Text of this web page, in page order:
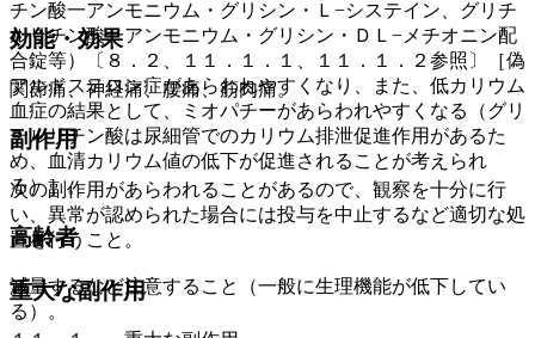
チン酸一アンモニウム・グリシン・Ｌ−システイン、グリチ
ルリチン酸一アンモニウム・グリシン・ＤＬ−メチオニン配
合錠等）〔８．２、１１．１．１、１１．１．２参照〕［偽
アルドステロン症があらわれやすくなり、また、低カリウム
血症の結果として、ミオパチーがあらわれやすくなる（グリ
チルリチン酸は尿細管でのカリウム排泄促進作用があるた
め、血清カリウム値の低下が促進されることが考えられ
る）］。
高齢者
減量するなど注意すること（一般に生理機能が低下してい
る）。
効能・効果
関節痛、神経痛、腰痛、筋肉痛。
副作用
次の副作用があらわれることがあるので、観察を十分に行
い、異常が認められた場合には投与を中止するなど適切な処
置を行うこと。
重大な副作用